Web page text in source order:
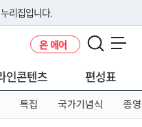
리집입니다.
를 사용하고 있다면 아래 URL에
온 에어
인콘텐츠 편성표
특집 국가기념식 종영